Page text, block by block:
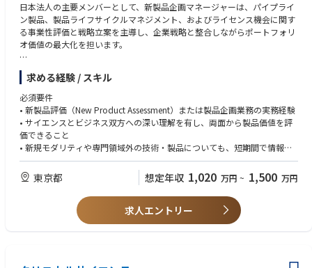
日本法人の主要メンバーとして、新製品企画マネージャーは、パイプライ
ン製品、製品ライフサイクルマネジメント、およびライセンス機会に関す
る事業性評価と戦略立案を主導し、企業戦略と整合しながらポートフォリ
オ価値の最大化を担います。
本ポジションは、サイエンスとビジネスを結びつける役割を果たし、開
発・薬事・商業面での検討事項を統合することで、日本の患者さんと企業
双方にとって最適な成果の実現を目指します。
・主な役割
遺伝子治療などの新規モダリティを含む、開発初期・後期段階のパイプラ
イン資産、製品ライフサイクルマネジメント案件、およびライセンス機会
開発、メディカル、コマーシャル、薬価・市場アクセス、薬事、グローバ
ルチームなどの関連部門と連携し、日本市場に特化した事業戦略・開発戦
略・承認申請戦略を策定する。
資産価値最大化のため、日本法人経営陣およびグローバル関係者に対して
戦略的提言を行う。
求める経験 / スキル
必須要件
• 新製品評価（New Product Assessment）または製品企画業務の実務経験
• サイエンスとビジネス双方への深い理解を有し、両面から製品価値を評
価できること
• 新規モダリティや専門領域外の技術・製品についても、短期間で情報収
集・分析を行い、事業性評価を実施した経験
• 製品評価のみならず、Clinicalなどの関連部門と連携しながら開発戦略や
価格戦略の策定に関与した経験
• プロジェクトマネジメント経験
東京都 想定年収 1,020 万円 ~ 1,500 万円
求人エントリー